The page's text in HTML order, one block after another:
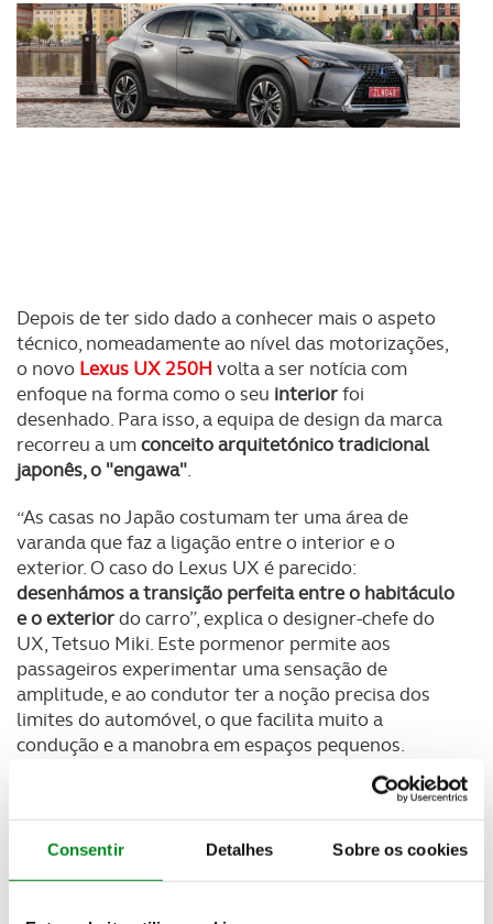
Consentir Detalhes Sobre os cookies
Depois de ter sido dado a conhecer mais o aspeto
técnico, nomeadamente ao nível das motorizações,
o novo Lexus UX 250H volta a ser notícia com
enfoque na forma como o seu interiorfoi
desenhado. Para isso, a equipa de design da marca
recorreu a umconceito arquitetónico tradicional
japonês, o "engawa".
“As casas no Japão costumam ter uma área de
varanda que faz a ligação entre o interior e o
exterior. O caso do Lexus UX é parecido:
desenhámos a transição perfeita entre o habitáculo
e o exteriordo carro”, explica o designer-chefe do
UX, Tetsuo Miki. Este pormenor permite aos
passageiros experimentar uma sensação de
amplitude, e ao condutor ter a noção precisa dos
limites do automóvel, o que facilita muito a
condução e a manobra em espaços pequenos.